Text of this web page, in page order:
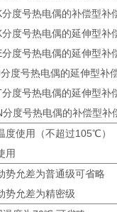
分度号热电偶的补偿型补
分度号热电偶的延伸型补
分度号热电偶的延伸型补
度号热电偶的延伸型补
度号热电偶的延伸型补
分度号热电偶的补偿型补
度使用（不超过105℃）
用
势允差为普通级可省略
势允差为精密级